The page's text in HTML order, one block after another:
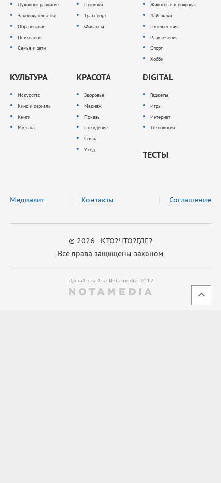
Духовное развитие
Законодательство
Образование
Психология
Семья и дети
Покупки
Транспорт
Финансы
Животные и природа
Лайфхаки
Путешествия
Развлечения
Спорт
Хобби
КУЛЬТУРА
Искусство
Кино и сериалы
Книги
Музыка
КРАСОТА
Здоровье
Макияж
Показы
Похудение
Стиль
Уход
DIGITAL
Гаджеты
Игры
Интернет
Технологии
ТЕСТЫ
© 2026 КТО?ЧТО?ГДЕ?
Все права защищены законом
Медиакит Контакты Соглашение
Дизайн сайта Notamedia 2017